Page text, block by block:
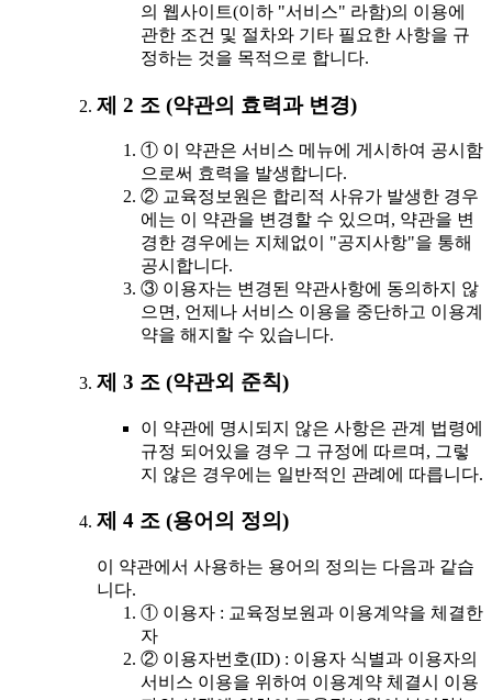
의 웹사이트(이하 "서비스" 라함)의 이용에
관한 조건 및 절차와 기타 필요한 사항을 규
정하는 것을 목적으로 합니다.
제 2 조 (약관의 효력과 변경)
① 이 약관은 서비스 메뉴에 게시하여 공시함
으로써 효력을 발생합니다.
② 교육정보원은 합리적 사유가 발생한 경우
에는 이 약관을 변경할 수 있으며, 약관을 변
경한 경우에는 지체없이 "공지사항"을 통해
공시합니다.
③ 이용자는 변경된 약관사항에 동의하지 않
으면, 언제나 서비스 이용을 중단하고 이용계
약을 해지할 수 있습니다.
제 3 조 (약관외 준칙)
이 약관에 명시되지 않은 사항은 관계 법령에
규정 되어있을 경우 그 규정에 따르며, 그렇
지 않은 경우에는 일반적인 관례에 따릅니다.
제 4 조 (용어의 정의)
이 약관에서 사용하는 용어의 정의는 다음과 같습
니다.
① 이용자 : 교육정보원과 이용계약을 체결한
자
② 이용자번호(ID) : 이용자 식별과 이용자의
서비스 이용을 위하여 이용계약 체결시 이용